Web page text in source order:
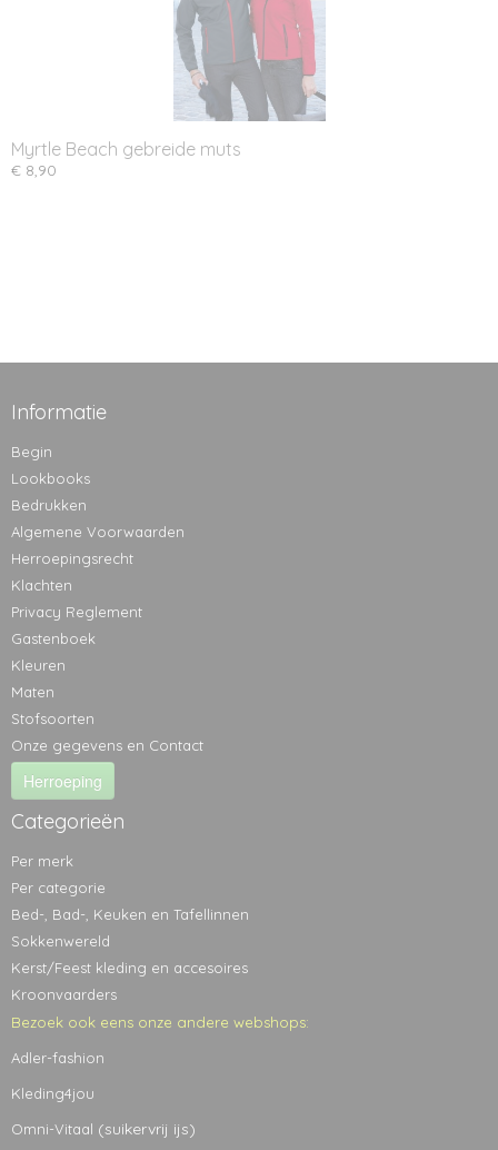
Myrtle Beach gebreide muts
€ 8,90
Informatie
Begin
Lookbooks
Bedrukken
Algemene Voorwaarden
Herroepingsrecht
Klachten
Privacy Reglement
Gastenboek
Kleuren
Maten
Stofsoorten
Onze gegevens en Contact
Herroeping
Categorieën
Per merk
Per categorie
Bed-, Bad-, Keuken en Tafellinnen
Sokkenwereld
Kerst/Feest kleding en accesoires
Kroonvaarders
Bezoek ook eens onze andere webshops:
Adler-fashion
Kleding4jou
Omni-Vitaal (suikervrij ijs)